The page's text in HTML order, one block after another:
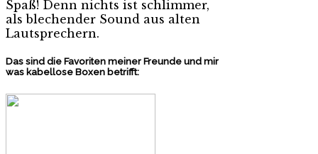
Spaß! Denn nichts ist schlimmer,
als blechender Sound aus alten
Lautsprechern.
Das sind die Favoriten meiner Freunde und mir
was kabellose Boxen betrifft: